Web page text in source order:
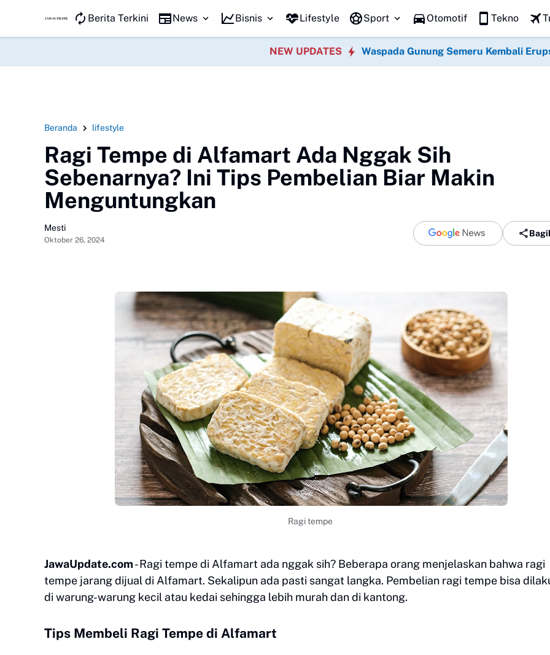
JAWA KILAT Promo Hari jadi
Berita Terkini News Bisnis Lifestyle Sport Otomotif Tekno
NEW UPDATES Waspada Gunung Semeru Kembali
Beranda lifestyle
Ragi Tempe di Alfamart Ada Nggak Sih
Sebenarnya? Ini Tips Pembelian Biar Makin
Menguntungkan
Mesti
Oktober 26, 2024
Ragi tempe
JawaUpdate.com- Ragi tempe di Alfamart ada nggak sih? Beberapa orang menjelaskan bahwa ragi
tempe jarang dijual di Alfamart. Sekalipun ada pasti sangat langka. Pembelian ragi tempe bisa
di warung-warung kecil atau kedai sehingga lebih murah dan di kantong.
Tips Membeli Ragi Tempe di Alfamart